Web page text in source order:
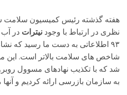
هفته گذشته رئیس کمیسیون سلامت
نظری در ارتباط با وجود نیترات در
۹۳ اطلاعاتی به دست ما رسید که
شاخص ‌های سلامت بالاتر است. این
شد که با تکذیب نهادهای مسوول
به سازمان بازرسی ارائه کردیم و